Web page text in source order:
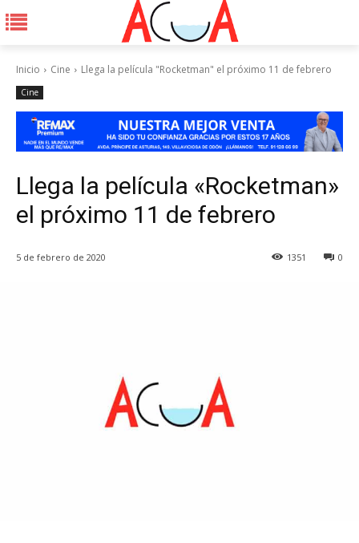
Inicio Cine Llega la película "Rocketman" el próximo 11 de febrero
Cine
Llega la película «Rocketman»
el próximo 11 de febrero
5 de febrero de 2020 0
1351